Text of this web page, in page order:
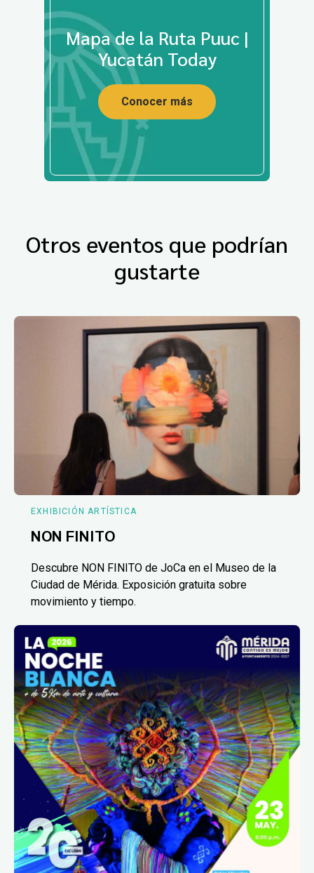
Mapa de la Ruta Puuc |
Yucatán Today
Conocer más
Otros eventos que podrían
gustarte
EXHIBICIÓN ARTÍSTICA
NON FINITO
Descubre NON FINITO de JoCa en el Museo de la
Ciudad de Mérida. Exposición gratuita sobre
movimiento y tiempo.